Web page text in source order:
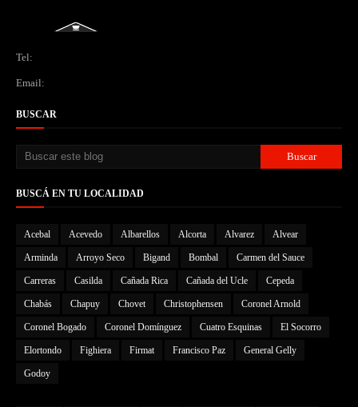
Tel:
Email:
BUSCAR
BUSCÁ EN TU LOCALIDAD
Acebal Acevedo Albarellos Alcorta Alvarez Alvear
Arminda Arroyo Seco Bigand Bombal Carmen del Sauce
Carreras Casilda Cañada Rica Cañada del Ucle Cepeda
Chabás Chapuy Chovet Christophensen Coronel Arnold
Coronel Bogado Coronel Domínguez Cuatro Esquinas El Socorro
Elortondo Fighiera Firmat Francisco Paz General Gelly
Godoy